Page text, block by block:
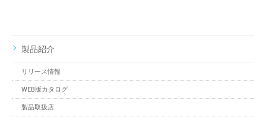
製品紹介
リリース情報
WEB版カタログ
製品取扱店